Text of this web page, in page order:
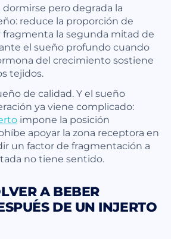
dormirse pero degrada la
reduce la proporción de
la segunda mitad de
el sueño profundo cuando
del crecimiento sostiene
tejidos.
de calidad. Y el sueño
ya viene complicado:
impone la posición
apoyar la zona receptora en
un factor de fragmentación a
no tiene sentido.
A BEBER
DE UN INJERTO